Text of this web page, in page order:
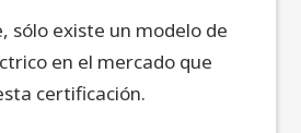
sólo existe un modelo de
en el mercado que
certificación.